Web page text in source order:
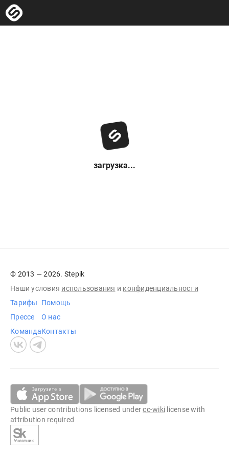
загрузка...
© 2013 — 2026. Stepik
Наши условия использования и конфиденциальности
Тарифы
Прессе
Команда
Помощь
О нас
Контакты
Public user contributions licensed undercc-wiki license with
attribution required